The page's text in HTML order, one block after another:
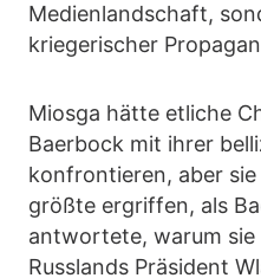
Medienlandschaft,
kriegerischer
Miosga hätte etliche
Baerbock mit ihrer
konfrontieren, aber
größte ergriffen, als
antwortete, warum
Russlands Präsident